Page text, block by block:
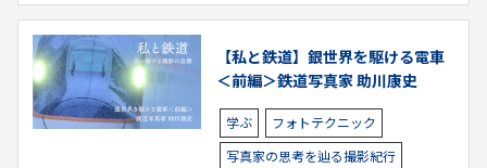
【私と鉄道】銀世界を駆ける電車
＜前編＞鉄道写真家 助川康史
学ぶ フォトテクニック
写真家の思考を辿る撮影紀行